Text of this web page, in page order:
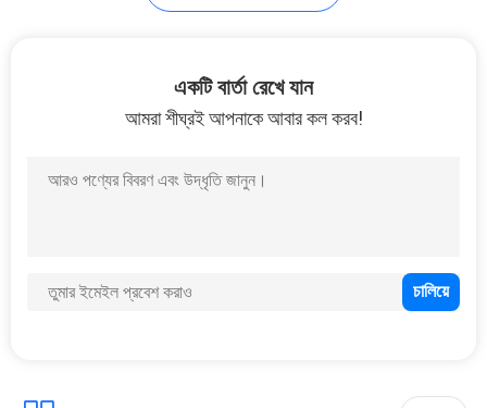
বৈদ্যুতিন ক্রিকেট স্কোরবোর্ড
একটি বার্তা রেখে যান
আমরা শীঘ্রই আপনাকে আবার কল করব!